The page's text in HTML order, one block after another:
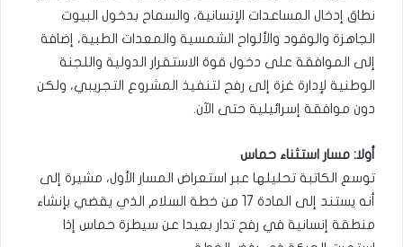
نطاق إدخال المساعدات الإنسانية، والسماح بدخول البيوت
الجاهزة والوقود والألواح الشمسية والمعدات الطبية، إضافة
إلى الموافقة على دخول قوة الاستقرار الدولية واللجنة
الوطنية لإدارة غزة إلى رفح لتنفيذ المشروع التجريبي، ولكن
دون موافقة إسرائيلية حتى الآن.
أولا: مسار استثناء حماس
توسع الكاتبة تحليلها عبر استعراض المسار الأول، مشيرة إلى
أنه يستند إلى المادة 17 من خطة السلام الذي يقضي بإنشاء
منطقة إنسانية في رفح تدار بعيدا عن سيطرة حماس إذا